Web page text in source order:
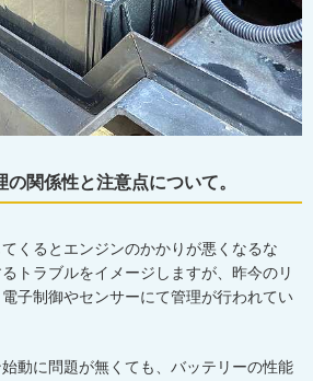
関係性と注意点について。
くるとエンジンのかかりが悪くなるな
トラブルをイメージしますが、昨今のリ
子制御やセンサーにて管理が行われてい
動に問題が無くても、バッテリーの性能